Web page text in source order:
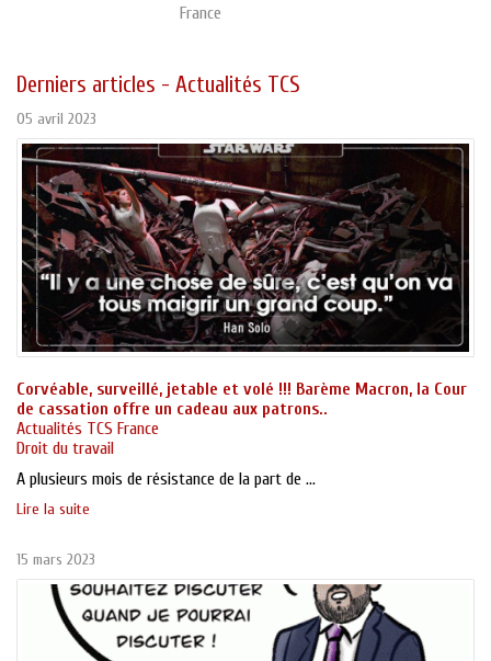
France
Derniers articles - Actualités TCS
05 avril 2023
Corvéable, surveillé, jetable et volé !!! Barème Macron, la Cour
de cassation offre un cadeau aux patrons..
Actualités TCS France
Droit du travail
A plusieurs mois de résistance de la part de ...
Lire la suite
15 mars 2023